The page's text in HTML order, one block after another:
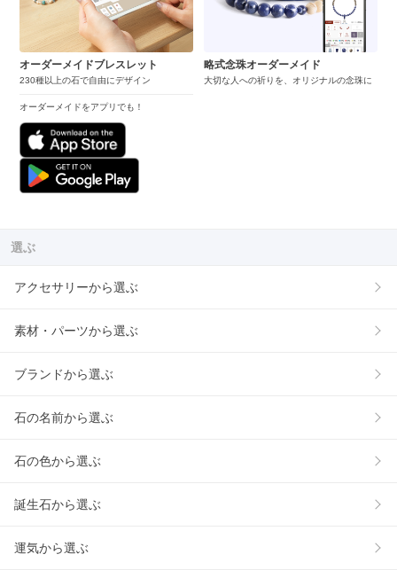
オーダーメイドブレスレット
230種以上の石で自由にデザイン
オーダーメイドをアプリでも！
略式念珠オーダーメイド
大切な人への祈りを、オリジナルの念珠に
選ぶ
アクセサリーから選ぶ
素材・パーツから選ぶ
ブランドから選ぶ
石の名前から選ぶ
石の色から選ぶ
誕生石から選ぶ
運気から選ぶ